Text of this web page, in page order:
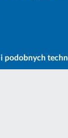
podobnych